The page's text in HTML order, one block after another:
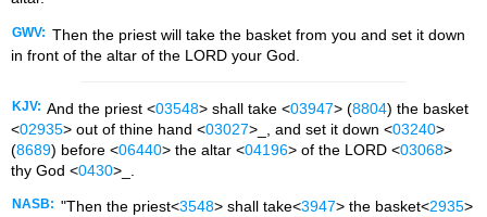
GWV: Then the priest will take the basket from you and set it down
in front of the altar of the LORD your God.
KJV: And the priest <03548> shall take <03947> (8804) the basket
<02935> out of thine hand <03027>_, and set it down <03240>
(8689) before <06440> the altar <04196> of the LORD <03068>
thy God <0430>_.
NASB: "Then the priest<3548> shall take<3947> the basket<2935>